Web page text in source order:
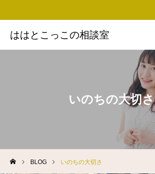
ははとこっこの相談室
いのちの大切さ
BLOG いのちの大切さ
実績